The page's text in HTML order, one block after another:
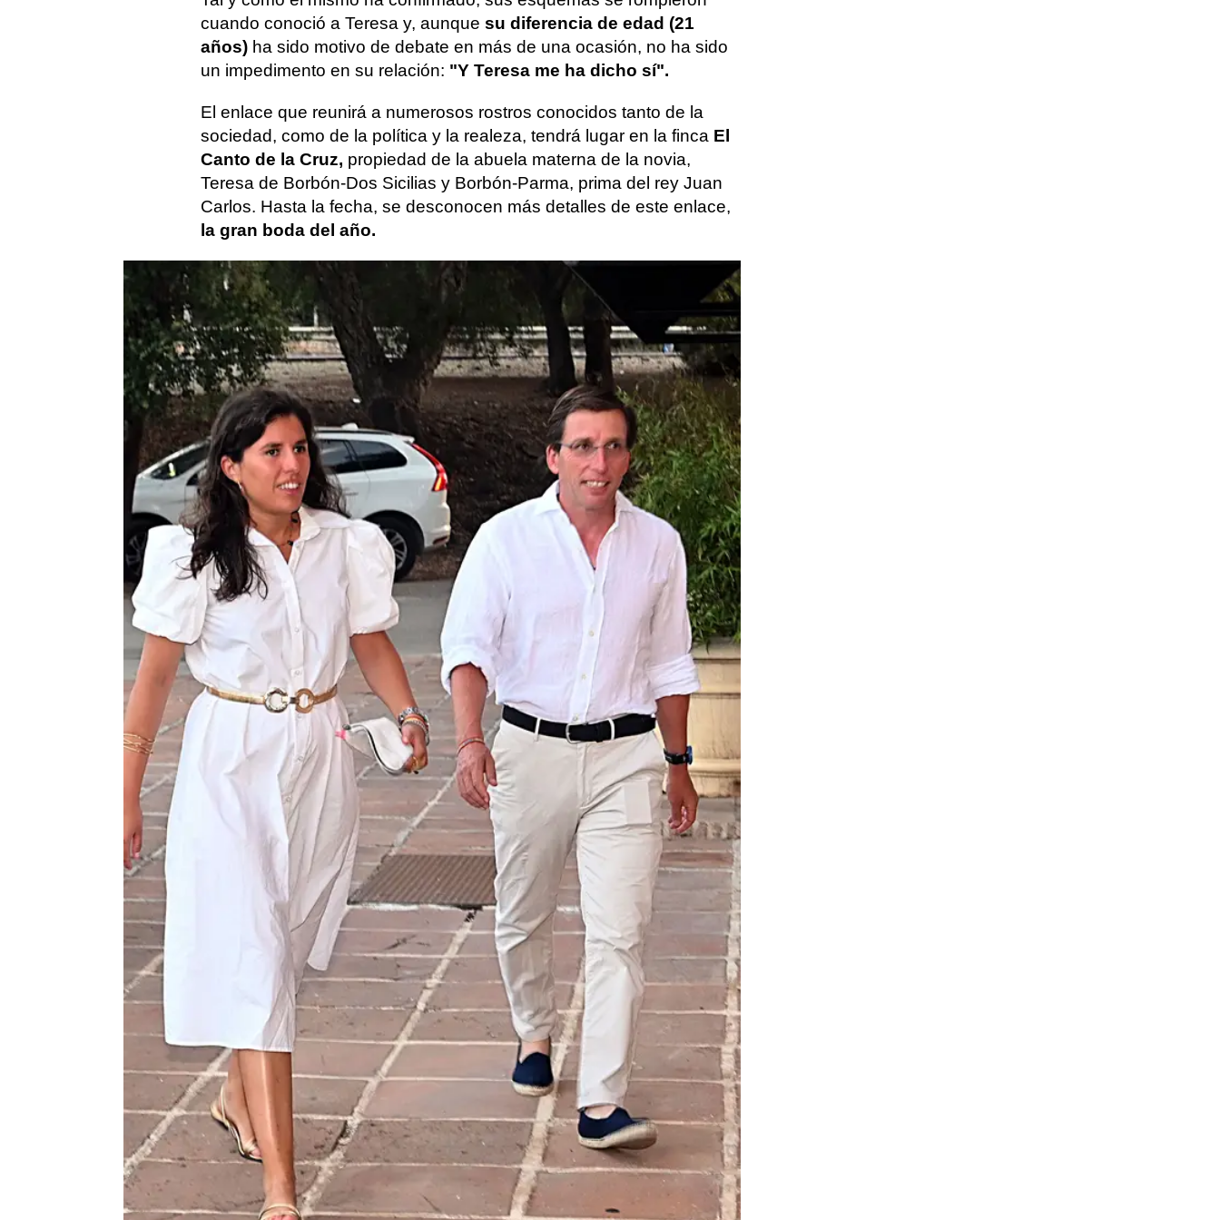
cuando conoció a Teresa y, aunque su diferencia de edad (21
años) ha sido motivo de debate en más de una ocasión, no ha sido
un impedimento en su relación: "Y Teresa me ha dicho sí".
El enlace que reunirá a numerosos rostros conocidos tanto de la
sociedad, como de la política y la realeza, tendrá lugar en la finca El
Canto de la Cruz, propiedad de la abuela materna de la novia,
Teresa de Borbón-Dos Sicilias y Borbón-Parma, prima del rey Juan
Carlos. Hasta la fecha, se desconocen más detalles de este enlace,
la gran boda del año.